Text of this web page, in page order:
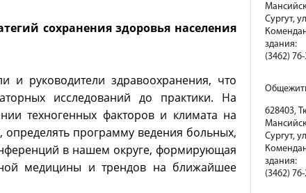
сохранения здоровья населения
и руководители здравоохранения, что
исследований до практики. На
техногенных факторов и климата на
определять программу ведения больных,
в нашем округе, формирующая
медицины и трендов на ближайшее
Сургут,
здания:
(3462)
628403,
Сургут,
здания:
(3462)